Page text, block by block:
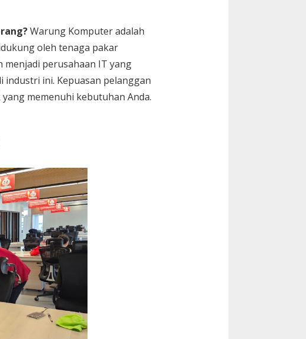
Warung Komputer adalah
oleh tenaga pakar
menjadi perusahaan IT yang
ini. Kepuasan pelanggan
memenuhi kebutuhan Anda.